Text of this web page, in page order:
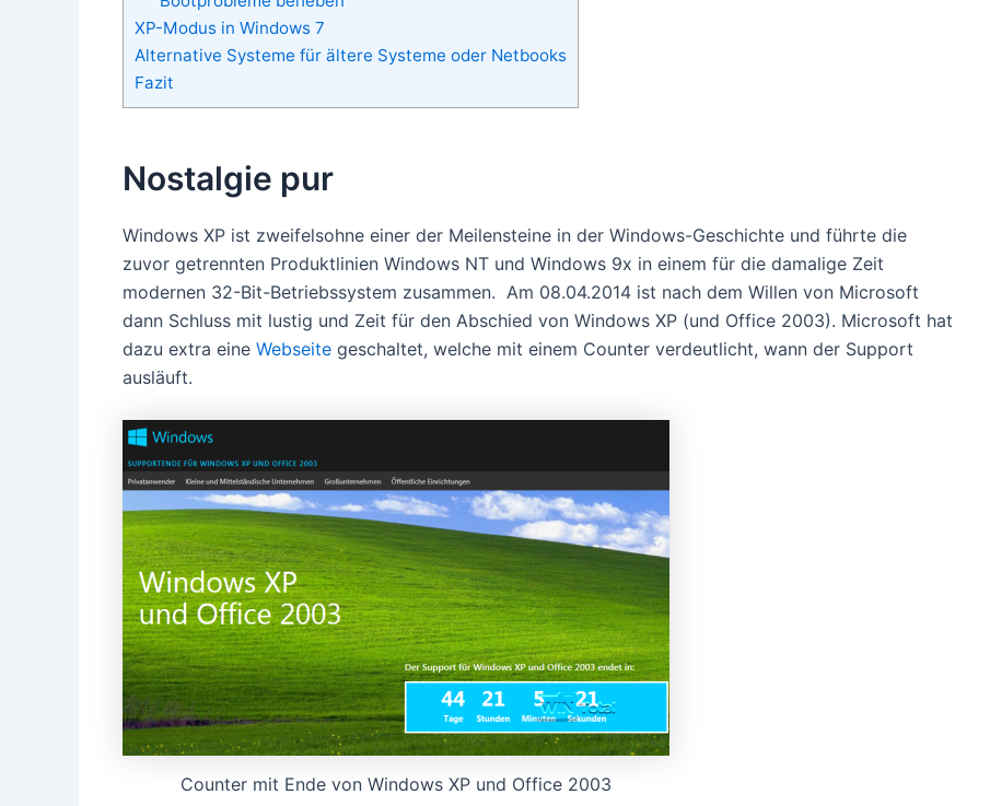
XP-Modus in Windows 7
Alternative Systeme für ältere Systeme oder Netbooks
Fazit
Nostalgie pur
Windows XP ist zweifelsohne einer der Meilensteine in der Windows-Geschichte und führte die
zuvor getrennten Produktlinien Windows NT und Windows 9x in einem für die damalige Zeit
modernen 32-Bit-Betriebssystem zusammen. Am 08.04.2014 ist nach dem Willen von Microsoft
dann Schluss mit lustig und Zeit für den Abschied von Windows XP (und Office 2003). Microsoft hat
dazu extra eine Webseite geschaltet, welche mit einem Counter verdeutlicht, wann der Support
ausläuft.
Counter mit Ende von Windows XP und Office 2003